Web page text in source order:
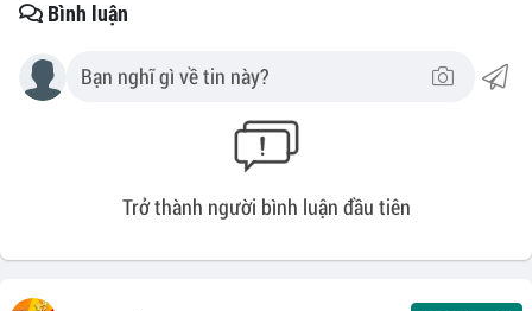
Bình luận
Trở thành người bình luận đầu tiên